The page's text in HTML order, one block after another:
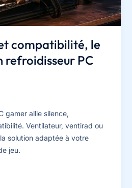
compatibilité, le
refroidisseur PC
gamer allie silence,
Ventilateur, ventirad ou
solution adaptée à votre
jeu.